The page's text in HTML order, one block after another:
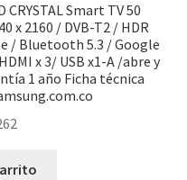
Smart TV 50
x 2160 / DVB-T2 / HDR
/ Bluetooth 5.3 / Google
x 3/ USB x1-A /abre y
1 año Ficha técnica